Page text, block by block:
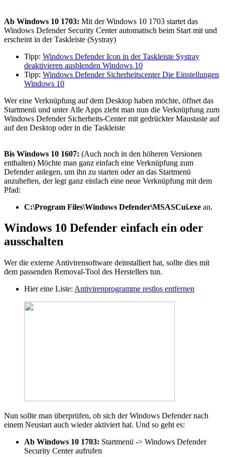
Ab Windows 10 1703: Mit der Windows 10 1703 startet das
Windows Defender Security Center automatisch beim Start mit und
erscheint in der Taskleiste (Systray)
Tipp: Windows Defender Icon in der Taskleiste Systray
deaktivieren ausblenden Windows 10
Tipp: Windows Defender Sicherheitscenter Die Einstellungen
Windows 10
Wer eine Verknüpfung auf dem Desktop haben möchte, öffnet das
Startmenü und unter Alle Apps zieht man nun die Verknüpfung zum
Windows Defender Sicherheits-Center mit gedrückter Maustaste auf
auf den Desktop oder in die Taskleiste
Bis Windows 10 1607: (Auch noch in den höheren Versionen
enthalten) Möchte man ganz einfach eine Verknüpfung zum
Defender anlegen, um ihn zu starten oder an das Startmenü
anzuheften, der legt ganz einfach eine neue Verknüpfung mit dem
Pfad:
C:\Program Files\Windows Defender\MSASCui.exe an.
Windows 10 Defender einfach ein oder
ausschalten
Wer die externe Antivirensoftware deinstalliert hat, sollte dies mit
dem passenden Removal-Tool des Herstellers tun.
Hier eine Liste: Antivirenprogramme restlos entfernen
Nun sollte man überprüfen, ob sich der Windows Defender nach
einem Neustart auch wieder aktiviert hat. Und so geht es:
Ab Windows 10 1703: Startmenü -> Windows Defender
Security Center aufrufen